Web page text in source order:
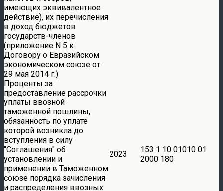
имеющих эквивалентное
действие), их перечисления
в доход бюджетов
государств-членов
(приложение N 5 к
Договору о Евразийском
экономическом союзе от
29 мая 2014 г.)
Проценты за
предоставление рассрочки
уплаты ввозной
таможенной пошлины,
обязанность по уплате
которой возникла до
вступления в силу
Соглашения об
установлении и
применении в Таможенном
союзе порядка зачисления
и распределения ввозных
2023
153 1 10 01010 01
2000 180